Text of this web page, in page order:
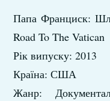
Папа Франциск:
Road To The Vatican
Рік випуску: 2013
Країна: США
Жанр: